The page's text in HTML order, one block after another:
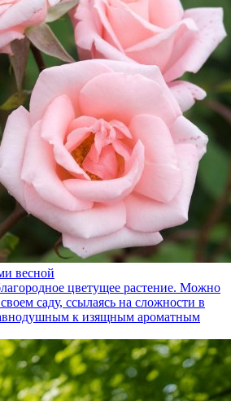
весной
цветущее растение. Можно
саду, ссылаясь на сложности в
к изящным ароматным